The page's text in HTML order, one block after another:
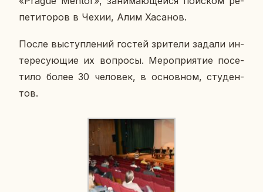
пе­ти­то­ров в Чехии, Алим Ха­са­нов.
После вы­ступ­ле­ний гостей зри­те­ли задали ин­
те­ре­су­ю­щие их во­про­сы. Ме­ро­при­я­тие по­се­
ти­ло более 30 че­ло­век, в ос­нов­ном, сту­ден­
тов.